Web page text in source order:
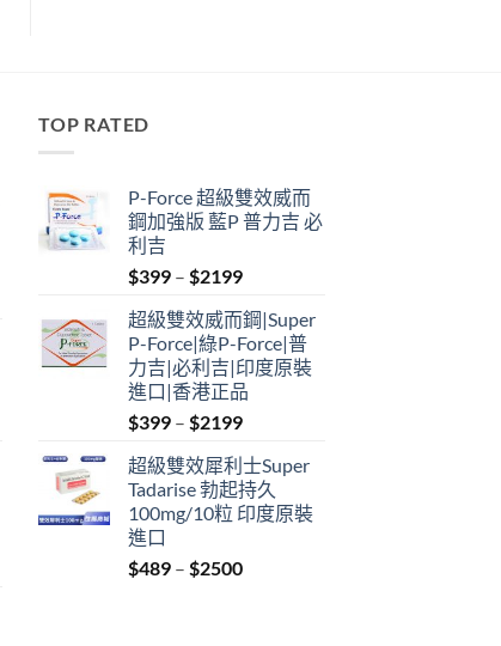
TOP RATED
P-Force 超級雙效威而
鋼加強版 藍P 普力吉 必
利吉
$399 – $2199Price
$399
through
$2199
超級雙效威而鋼|Super
P-Force|綠P-Force|普
力吉|必利吉|印度原裝
進口|香港正品
$399 – $2199Price
$399
through
$2199
超級雙效犀利士Super
Tadarise 勃起持久
100mg/10粒 印度原裝
進口
$489 – $2500Price